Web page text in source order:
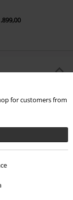
for customers from
- Hockey